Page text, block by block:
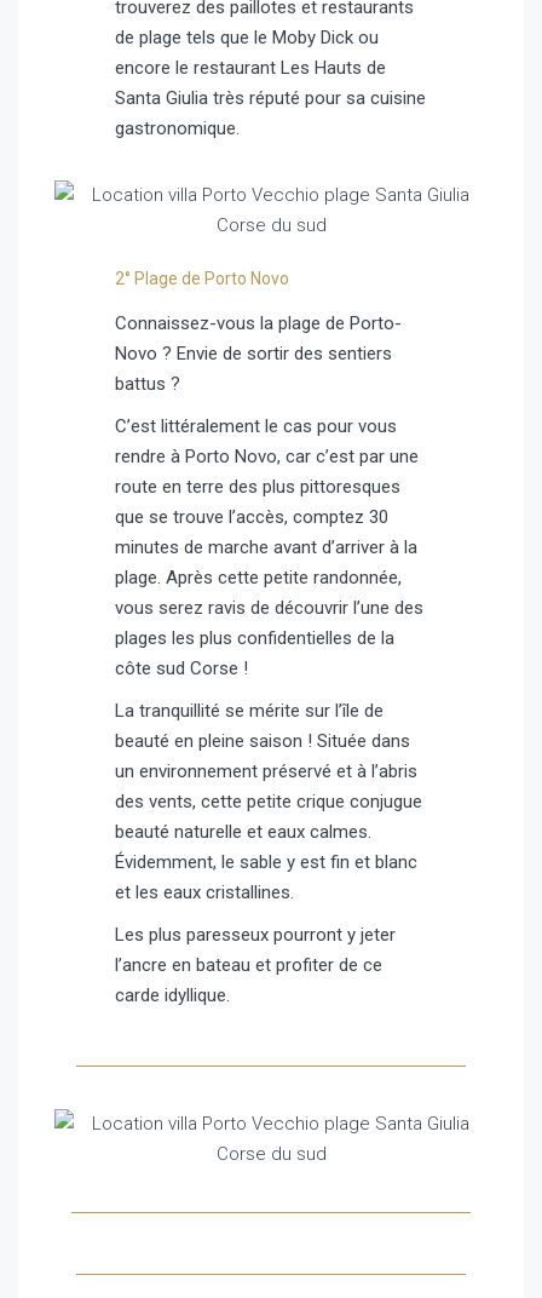
trouverez des paillotes et restaurants
de plage tels que le Moby Dick ou
encore le restaurant Les Hauts de
Santa Giulia très réputé pour sa cuisine
gastronomique.
2° Plage de Porto Novo
Connaissez-vous la plage de Porto-
Novo ? Envie de sortir des sentiers
battus ?
C’est littéralement le cas pour vous
rendre à Porto Novo, car c’est par une
route en terre des plus pittoresques
que se trouve l’accès, comptez 30
minutes de marche avant d’arriver à la
plage. Après cette petite randonnée,
vous serez ravis de découvrir l’une des
plages les plus confidentielles de la
côte sud Corse !
La tranquillité se mérite sur l’île de
beauté en pleine saison ! Située dans
un environnement préservé et à l’abris
des vents, cette petite crique conjugue
beauté naturelle et eaux calmes.
Évidemment, le sable y est fin et blanc
et les eaux cristallines.
Les plus paresseux pourront y jeter
l’ancre en bateau et profiter de ce
carde idyllique.